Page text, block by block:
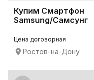
Купим Смартфон
Samsung/Самсунг
Цена договорная
Ростов-на-Дону